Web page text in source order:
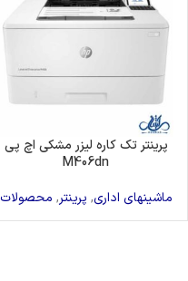
پرینتر تک کاره لیزر مشکی اچ پی
M406dn
ماشینهای اداری, پرینتر, محصولات